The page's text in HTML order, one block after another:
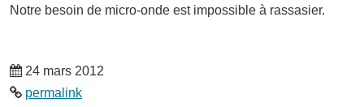
Notre besoin de micro-onde est impossible à rassasier.
24 mars 2012
permalink